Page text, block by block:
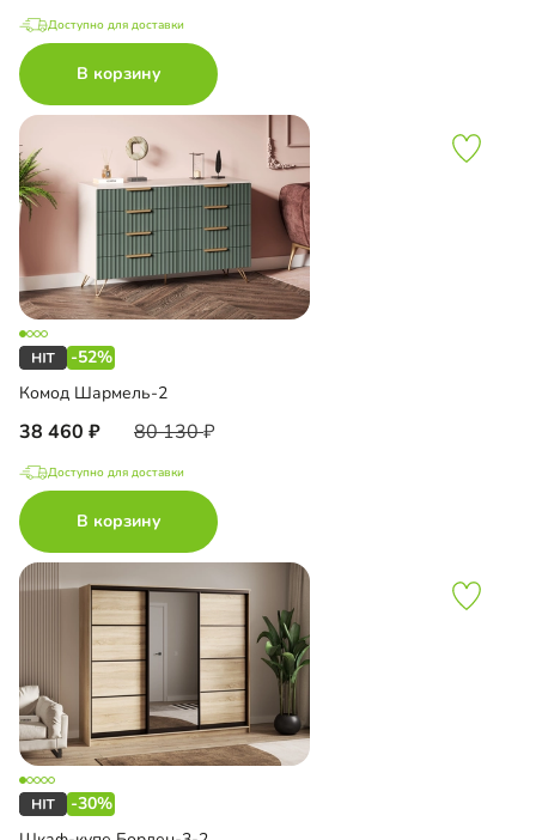
Доступно для доставки
В корзину
-52%
Комод Шармель-2
38 460 80 130
Доступно для доставки
В корзину
-30%